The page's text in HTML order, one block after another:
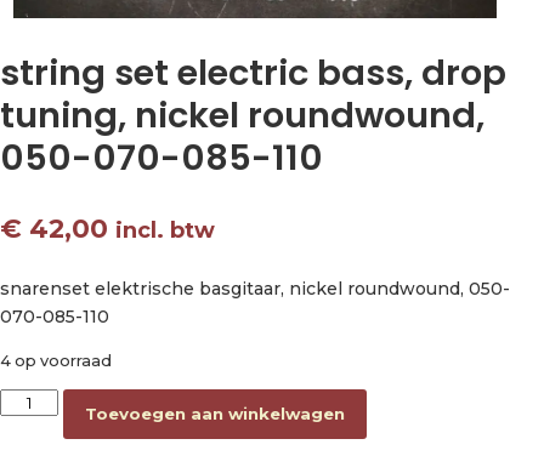
string set electric bass, drop
tuning, nickel roundwound,
050-070-085-110
€ 42,00 incl. btw
snarenset elektrische basgitaar, nickel roundwound, 050-
070-085-110
4 op voorraad
string set electric bass, drop tuning, nickel roundwound,
Toevoegen aan winkelwagen